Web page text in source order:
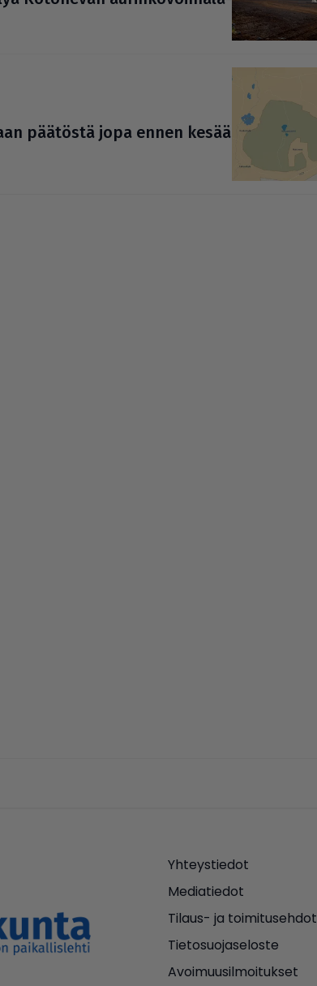
päätöstä jopa ennen kesää
Yhteystiedot
Mediatiedot
Tilaus- ja toimitusehdot
Tietosuojaseloste
Avoimuusilmoitukset